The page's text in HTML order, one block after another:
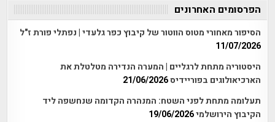
הפרסומים האחרונים
הסיפור מאחורי מטוס הווטור של קיבוץ כפר גלעדי | נפתלי פורת ז"ל
11/07/2026
היסטוריה מתחת לרגליים | המערה הנדירה מטלטלת את
הארכיאולוגים בפוריידיס21/06/2026
תעלומה מתחת לפני השטח: המנהרה הקדומה שנחשפה ליד
הקיבוץ הירושלמי19/06/2026